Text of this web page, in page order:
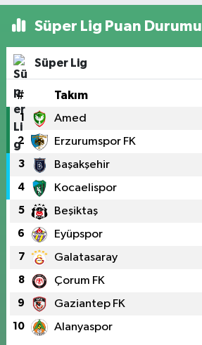
Süper Lig Puan Durumu
Süper Lig
# Takım
1 Amed
2 Erzurumspor FK
3 Başakşehir
4 Kocaelispor
5 Beşiktaş
6 Eyüpspor
7 Galatasaray
8 Çorum FK
9 Gaziantep FK
10 Alanyaspor